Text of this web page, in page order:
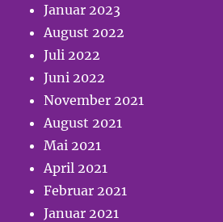
Januar 2023
August 2022
Juli 2022
Juni 2022
November 2021
August 2021
Mai 2021
April 2021
Februar 2021
Januar 2021